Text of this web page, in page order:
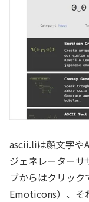
ascii.liは顔文字や
ジェネレーターサ
ブからはクリッ
Emoticons）、そ